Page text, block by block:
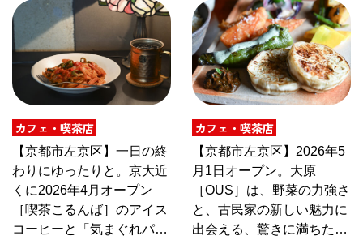
カフェ・喫茶店
【京都市左京区】一日の終
わりにゆったりと。京大近
くに2026年4月オープン
［喫茶こるんば］のアイス
コーヒーと「気まぐれパス
カフェ・喫茶店
【京都市左京区】2026年5
月1日オープン。大原
［OUS］は、野菜の力強さ
と、古民家の新しい魅力に
出会える、驚きに満ちたカ